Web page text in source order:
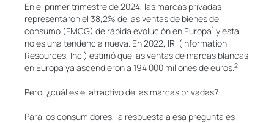
En el primer trimestre de 2024, las marcas privadas
representaron el 38,2% de las ventas de bienes de
consumo (FMCG) de rápida evolución en Europa1 y esta
no es una tendencia nueva. En 2022, IRI (Information
Resources, Inc.) estimó que las ventas de marcas blancas
en Europa ya ascendieron a 194 000 millones de euros.2
Pero, ¿cuál es el atractivo de las marcas privadas?
Para los consumidores, la respuesta a esa pregunta es